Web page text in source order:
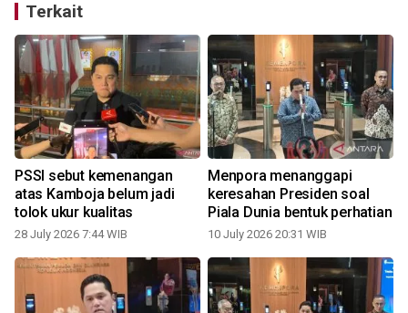
Terkait
PSSI sebut kemenangan
atas Kamboja belum jadi
tolok ukur kualitas
28 July 2026 7:44 WIB
Menpora menanggapi
keresahan Presiden soal
Piala Dunia bentuk perhatian
10 July 2026 20:31 WIB